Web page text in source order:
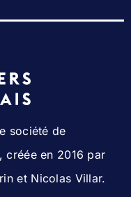
société de
créée en 2016 par
et Nicolas Villar.